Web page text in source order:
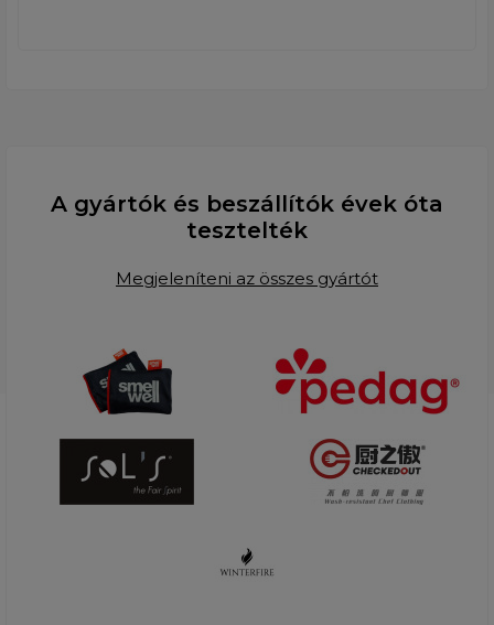
A gyártók és beszállítók évek óta
tesztelték
Megjeleníteni az összes gyártót